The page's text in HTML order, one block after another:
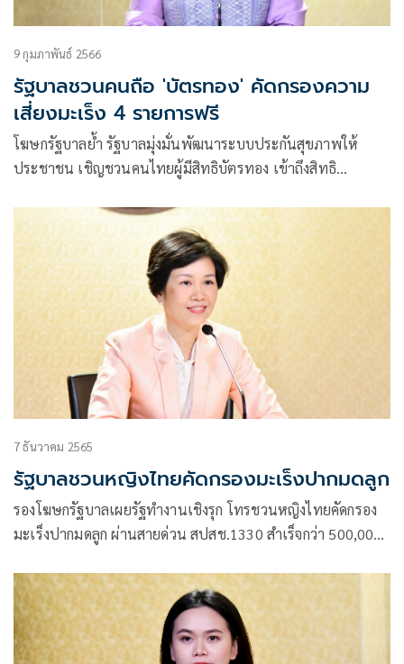
9 กุมภาพันธ์ 2566
รัฐบาลชวนคนถือ 'บัตรทอง' คัดกรองความ
เสี่ยงมะเร็ง 4 รายการฟรี
​โฆษกรัฐบาลย้ำ รัฐบาลมุ่งมั่นพัฒนาระบบประกันสุขภาพให้
ประชาชน เชิญชวนคนไทยผู้มีสิทธิบัตรทอง เข้าถึงสิทธิ
จ่าย
7 ธันวาคม 2565
รัฐบาลชวนหญิงไทยคัดกรองมะเร็งปากมดลูก
รองโฆษกรัฐบาลเผยรัฐทำงานเชิงรุก โทรชวนหญิงไทยคัดกรอง
มะเร็งปากมดลูก ผ่านสายด่วน สปสช.1330 สำเร็จกว่า 500,000